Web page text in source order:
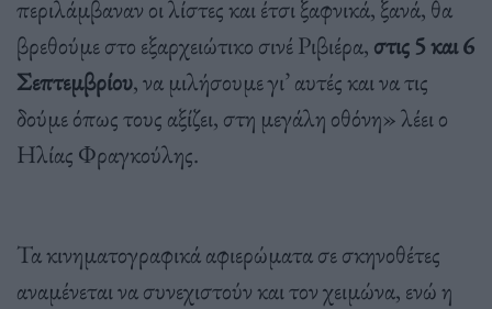
περιλάμβαναν οι λίστες και έτσι ξαφνικά, ξανά, θα
βρεθούμε στο εξαρχειώτικο σινέ Ριβιέρα, στις 5 και 6
Σεπτεμβρίου, να μιλήσουμε γι’ αυτές και να τις
δούμε όπως τους αξίζει, στη μεγάλη οθόνη» λέει ο
Ηλίας Φραγκούλης.
Τα κινηματογραφικά αφιερώματα σε σκηνοθέτες
αναμένεται να συνεχιστούν και τον χειμώνα, ενώ η